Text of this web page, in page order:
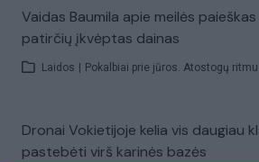
Vaidas Baumila apie meilės
patirčių įkvėptas dainas
Laidos Pokalbiai prie jūros. Atostogų ritmu
Dronai Vokietijoje kelia vis daugiau
pastebėti virš karinės bazės